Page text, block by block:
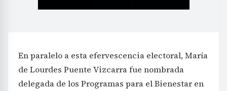
En paralelo a esta efervescencia electoral, María
de Lourdes Puente Vizcarra fue nombrada
delegada de los Programas para el Bienestar en